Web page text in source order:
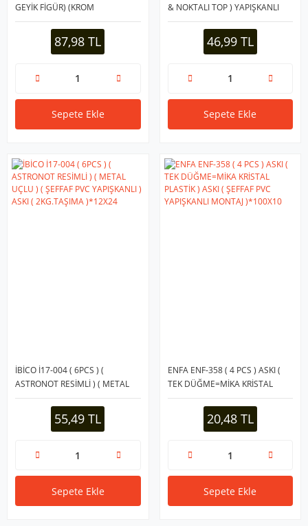
GEYİK FİGÜR) (KROM
GÖRÜNÜM) PLASTİK ASKI
(YAPIŞKANLI=MİKA KRİSTAL
PLAKA) (3KG)*12X16
87,98 TL
Sepete Ekle
& NOKTALI TOP ) YAPIŞKANLI
PLS. ASKI ( MİKA KRİSTAL ŞEFFAF
RENKLİ TABAN ) ( 3.5KG.TAŞIMA
46,99 TL
Sepete Ekle
İBİCO İ17-004 ( 6PCS ) (
ASTRONOT RESİMLİ ) ( METAL
UÇLU ) ( ŞEFFAF PVC YAPIŞKANLI
) ASKI ( 2KG.TAŞIMA )*12X24
55,49 TL
Sepete Ekle
ENFA ENF-358 ( 4 PCS ) ASKI (
TEK DÜĞME=MİKA KRİSTAL
PLASTİK ) ASKI ( ŞEFFAF PVC
YAPIŞKANLI MONTAJ )*100X10
20,48 TL
Sepete Ekle